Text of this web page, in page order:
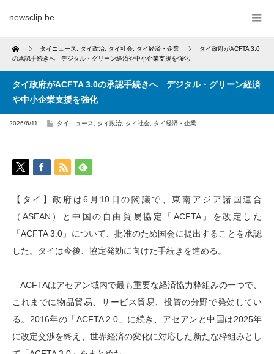
newsclip.be
Home タイニュース タイ政治 タイ社会 タイ経済・企業
タイ政府がACFTA 3.0
の承認手続きへ デジタル・グリーン経済や中小企業支援を強化
タイ政府がACFTA 3.0の承認手続きへ デジタル・グリーン経済
や中小企業支援を強化
2026/6/11 タイニュース タイ政治 タイ社会 タイ経済・企業
【タイ】政府は6月10日の閣議で、東南アジア諸国連合
（ASEAN）と中国の自由貿易協定「ACFTA」を改定した
「ACFTA 3.0」について、批准のため国会に提出することを承認
した。タイは今後、協定発効に向けた手続きを進める。
ACFTAはアセアン域内で最も重要な経済協力枠組みの一つで、
これまでに物品貿易、サービス貿易、投資の分野で発効してい
る。2016年の「ACFTA 2.0」に続き、アセアンと中国は2025年
に改定交渉を終え、世界経済の変化に対応した新たな枠組みとし